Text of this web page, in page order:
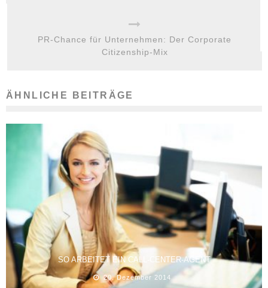
PR-Chance für Unternehmen: Der Corporate
Citizenship-Mix
ÄHNLICHE BEITRÄGE
SO ARBEITET EIN CALL-CENTER-AGENT
20. Dezember 2014